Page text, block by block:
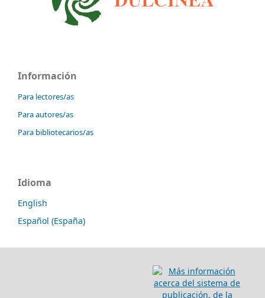
Información
Para lectores/as
Para autores/as
Para bibliotecarios/as
Idioma
English
Español (España)